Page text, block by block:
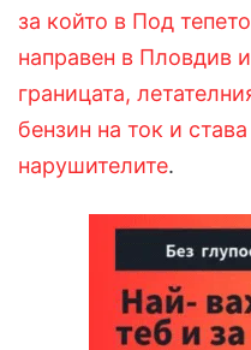
за който в Под
направен в Пловдив
границата,
бензин на ток и
нарушителите.